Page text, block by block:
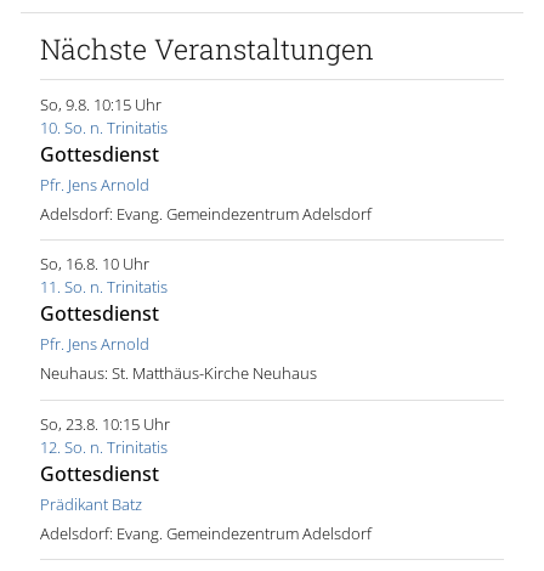
Nächste Veranstaltungen
So, 9.8. 10:15 Uhr
10. So. n. Trinitatis
Gottesdienst
Pfr. Jens Arnold
Adelsdorf: Evang. Gemeindezentrum Adelsdorf
So, 16.8. 10 Uhr
11. So. n. Trinitatis
Gottesdienst
Pfr. Jens Arnold
Neuhaus:St. Matthäus-Kirche Neuhaus
So, 23.8. 10:15 Uhr
12. So. n. Trinitatis
Gottesdienst
Prädikant Batz
Adelsdorf: Evang. Gemeindezentrum Adelsdorf